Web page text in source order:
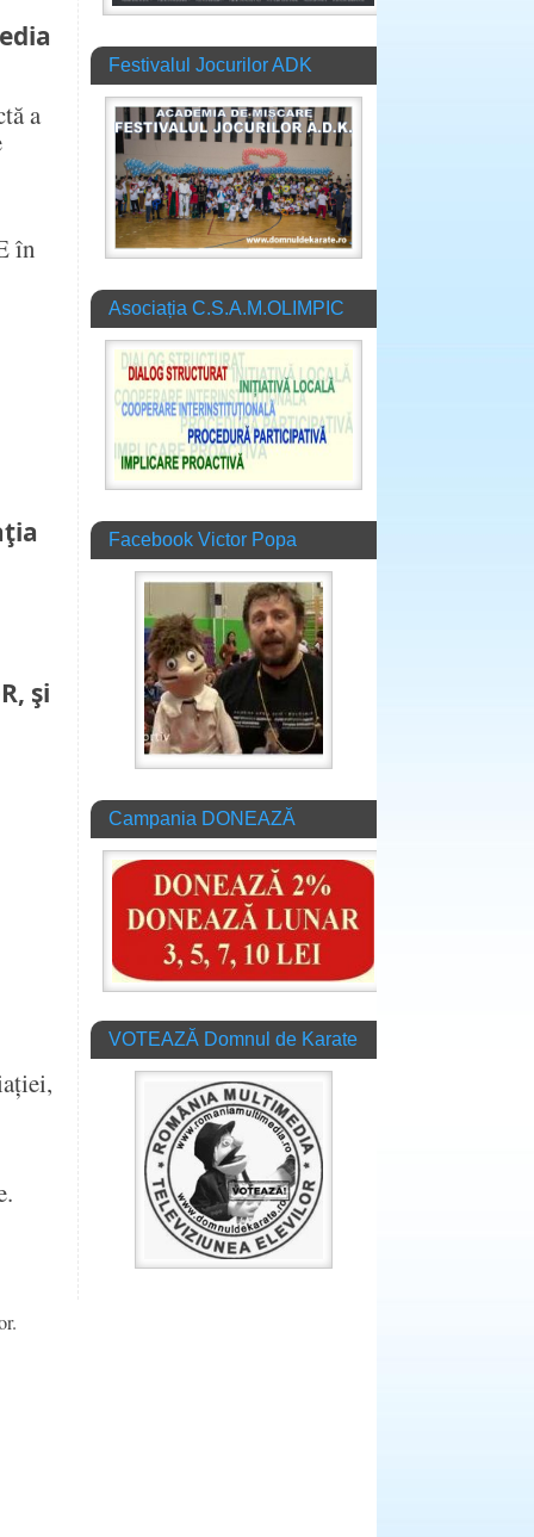
a
în
şi
Festivalul Jocurilor ADK
Asociația C.S.A.M.OLIMPIC
Facebook Victor Popa
Campania DONEAZĂ
VOTEAZĂ Domnul de Karate